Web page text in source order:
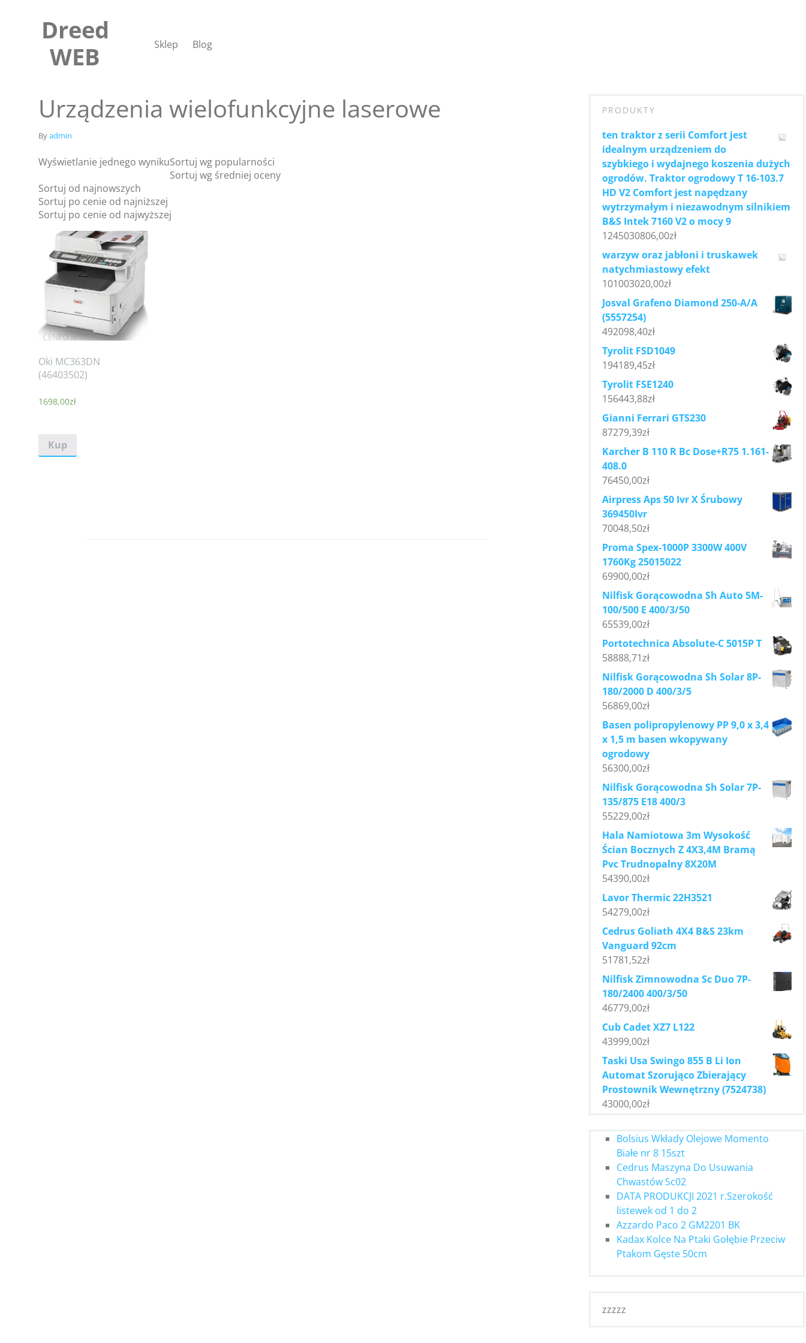
Dreed
WEB
Sklep Blog
Urządzenia wielofunkcyjne laserowe
Byadmin
Wyświetlanie jednego wynikuSortuj wg popularności
Sortuj wg średniej oceny
Sortuj od najnowszych
Sortuj po cenie od najniższej
Sortuj po cenie od najwyższej
Oki MC363DN
(46403502)
1698,00zł
Kup
PRODUKTY
ten traktor z serii Comfort jest
idealnym urządzeniem do
szybkiego i wydajnego koszenia dużych
ogrodów. Traktor ogrodowy T 16-103.7
HD V2 Comfort jest napędzany
wytrzymałym i niezawodnym silnikiem
B&S Intek 7160 V2 o mocy 9
1245030806,00zł
warzyw oraz jabłoni i truskawek
natychmiastowy efekt
101003020,00zł
Josval Grafeno Diamond 250-A/A
(5557254)
492098,40zł
Tyrolit FSD1049
194189,45zł
Tyrolit FSE1240
156443,88zł
Gianni Ferrari GTS230
87279,39zł
Karcher B 110 R Bc Dose+R75 1.161-
408.0
76450,00zł
Airpress Aps 50 Ivr X Śrubowy
369450Ivr
70048,50zł
Proma Spex-1000P 3300W 400V
1760Kg 25015022
69900,00zł
Nilfisk Gorącowodna Sh Auto 5M-
100/500 E 400/3/50
65539,00zł
Portotechnica Absolute-C 5015P T
58888,71zł
Nilfisk Gorącowodna Sh Solar 8P-
180/2000 D 400/3/5
56869,00zł
Basen polipropylenowy PP 9,0 x 3,4
x 1,5 m basen wkopywany
ogrodowy
56300,00zł
Nilfisk Gorącowodna Sh Solar 7P-
135/875 E18 400/3
55229,00zł
Hala Namiotowa 3m Wysokość
Ścian Bocznych Z 4X3,4M Bramą
Pvc Trudnopalny 8X20M
54390,00zł
Lavor Thermic 22H3521
54279,00zł
Cedrus Goliath 4X4 B&S 23km
Vanguard 92cm
51781,52zł
Nilfisk Zimnowodna Sc Duo 7P-
180/2400 400/3/50
46779,00zł
Cub Cadet XZ7 L122
43999,00zł
Taski Usa Swingo 855 B Li Ion
Automat Szorująco Zbierający
Prostownik Wewnętrzny (7524738)
43000,00zł
Bolsius Wkłady Olejowe Momento
Białe nr 8 15szt
Cedrus Maszyna Do Usuwania
Chwastów Sc02
DATA PRODUKCJI 2021 r.Szerokość
listewek od 1 do 2
Azzardo Paco 2 GM2201 BK
Kadax Kolce Na Ptaki Gołębie Przeciw
Ptakom Gęste 50cm
zzzzz